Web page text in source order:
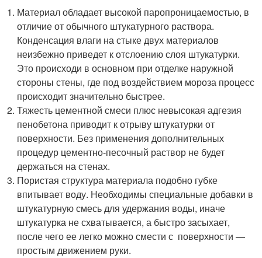
Материал обладает высокой паропроницаемостью, в
отличие от обычного штукатурного раствора.
Конденсация влаги на стыке двух материалов
неизбежно приведет к отслоению слоя штукатурки.
Это происходи в основном при отделке наружной
стороны стены, где под воздействием мороза процесс
происходит значительно быстрее.
Тяжесть цементной смеси плюс невысокая адгезия
пенобетона приводит к отрыву штукатурки от
поверхности. Без применения дополнительных
процедур цементно-песочный раствор не будет
держаться на стенах.
Пористая структура материала подобно губке
впитывает воду. Необходимы специальные добавки в
штукатурную смесь для удержания воды, иначе
штукатурка не схватывается, а быстро засыхает,
после чего ее легко можно смести с поверхности —
простым движением руки.